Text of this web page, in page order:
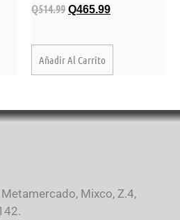
Q514.99 Q465.99
Añadir Al Carrito
Metamercado, Mixco, Z.4,